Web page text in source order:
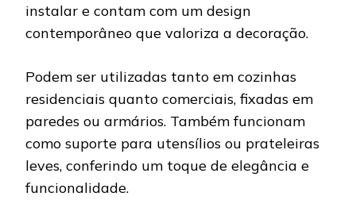
instalar e contam com um design
contemporâneo que valoriza a decoração.
Podem ser utilizadas tanto em cozinhas
residenciais quanto comerciais, fixadas em
paredes ou armários. Também funcionam
como suporte para utensílios ou prateleiras
leves, conferindo um toque de elegância e
funcionalidade.